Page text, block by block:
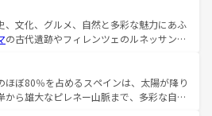
、文化、グルメ、自然と多彩な魅力にあふ
の古代遺跡やフィレンツェのルネッサンス
ナの美しい田園風景やアマルフィ海岸の絶
観も見逃せない。観光の合間には、本場の
ど、絶品のイタリア料理を堪能することも
ほぼ80％を占めるスペインは、太陽が降り
から雄大なピレネー山脈まで、多彩な自然